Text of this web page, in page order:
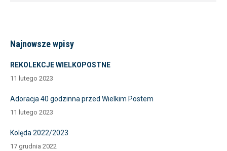
Najnowsze wpisy
REKOLEKCJE WIELKOPOSTNE
11 lutego 2023
Adoracja 40 godzinna przed Wielkim Postem
11 lutego 2023
Kolęda 2022/2023
17 grudnia 2022